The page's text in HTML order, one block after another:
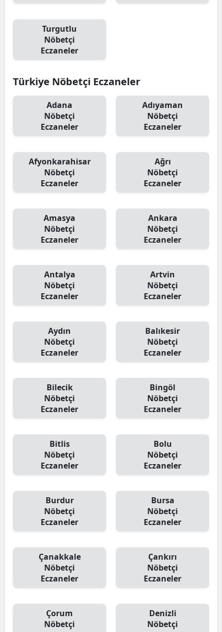
Turgutlu
Nöbetçi
Eczaneler
Türkiye Nöbetçi Eczaneler
Adana
Nöbetçi
Eczaneler
Adıyaman
Nöbetçi
Eczaneler
Afyonkarahisar
Nöbetçi
Eczaneler
Ağrı
Nöbetçi
Eczaneler
Amasya
Nöbetçi
Eczaneler
Ankara
Nöbetçi
Eczaneler
Antalya
Nöbetçi
Eczaneler
Artvin
Nöbetçi
Eczaneler
Aydın
Nöbetçi
Eczaneler
Balıkesir
Nöbetçi
Eczaneler
Bilecik
Nöbetçi
Eczaneler
Bingöl
Nöbetçi
Eczaneler
Bitlis
Nöbetçi
Eczaneler
Bolu
Nöbetçi
Eczaneler
Burdur
Nöbetçi
Eczaneler
Bursa
Nöbetçi
Eczaneler
Çanakkale
Nöbetçi
Eczaneler
Çankırı
Nöbetçi
Eczaneler
Çorum
Nöbetçi
Denizli
Nöbetçi